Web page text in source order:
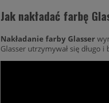
Jak nakładać farbę
Nakładanie farby Glasser
Glasser utrzymywał się długo